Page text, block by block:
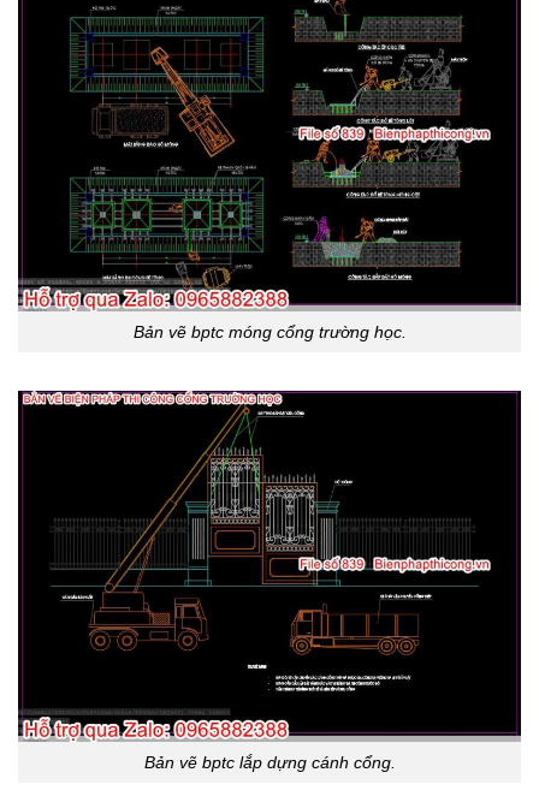
Bản vẽ bptc móng cổng trường học.
Bản vẽ bptc lắp dựng cánh cổng.